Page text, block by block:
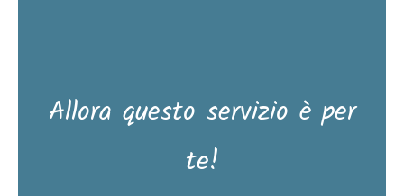
Allora questo servizio è per
te!